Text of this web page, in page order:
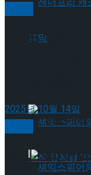
젠더프리 캐
트’ 9월 개막
2025 ‘맘마
2025년 10월 14일
셰익스피어